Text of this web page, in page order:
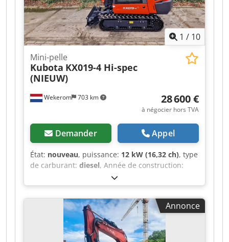
1 / 10
Wekerom 703 km
Mini-pelle
Kubota KX019-4 Hi-spec
(NIEUW)
28 600 €
à négocier hors TVA
Demander Appel
État: nouveau, puissance: 12 kW (16,32 ch), type
de carburant: diesel, Année de construction:
, heures de fonctionnement:
fabrication : 2026 Usage prévu : Bâtiment et
travaux publics Type de propulsion : à chenilles
Poids à vide : 1 900 kg Largeur de travail : 100 cm
Marquage CE : oui Cjdpfszp Ux Rjx Anteha État
général : très bon État technique : très bon État
Annonce